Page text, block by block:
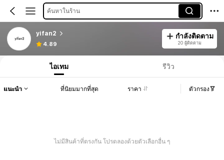
ค้นหาในร้าน
yifan2
4.89
กำลังติดตาม
20 ผู้ติดตาม
ไอเทม รีวิว
แนะนำ ที่นิยมมากที่สุด ราคา ตัวกรอง
ไม่มีสินค้าที่ตรงกัน โปรดลองด้วยตัวเลือกอื่น ๆ